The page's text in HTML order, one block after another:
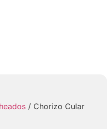
/ Chorizo Cular